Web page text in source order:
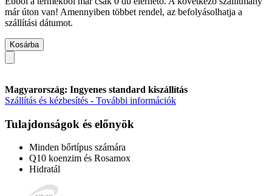
már úton van! Amennyiben többet rendel, az befolyásolhatja a
szállítási dátumot.
Kosárba
Magyarország: Ingyenes standard kiszállítás
Szállítás és kézbesítés - További információk
Tulajdonságok és előnyök
Minden bőrtípus számára
Q10 koenzim és Rosamox
Hidratál